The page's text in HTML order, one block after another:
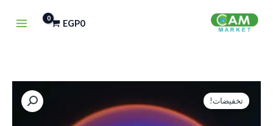
EGP0
تخفيضات!
السعر
الأصلي
الحالي
LED